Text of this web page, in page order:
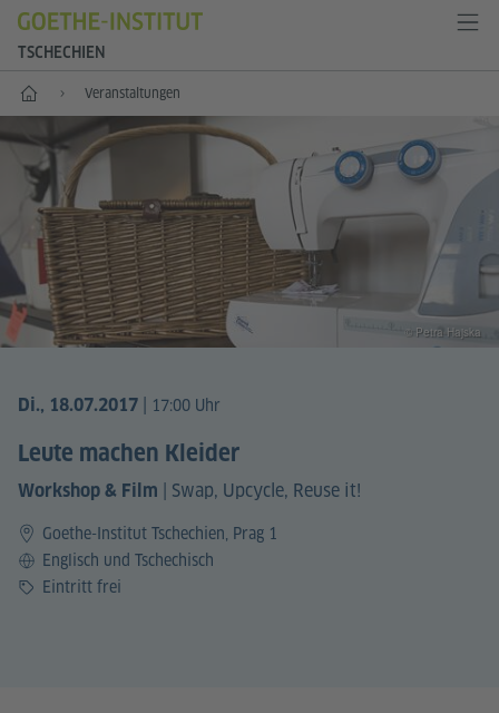
TSCHECHIEN
Start Veranstaltungen
Di., 18.07.2017 17:00 Uhr
Leute machen Kleider
Workshop & Film | Swap, Upcycle, Reuse it!
Goethe-Institut Tschechien, Prag 1
SpracheEnglisch und Tschechisch
PreisEintritt frei
© Petra Hajska